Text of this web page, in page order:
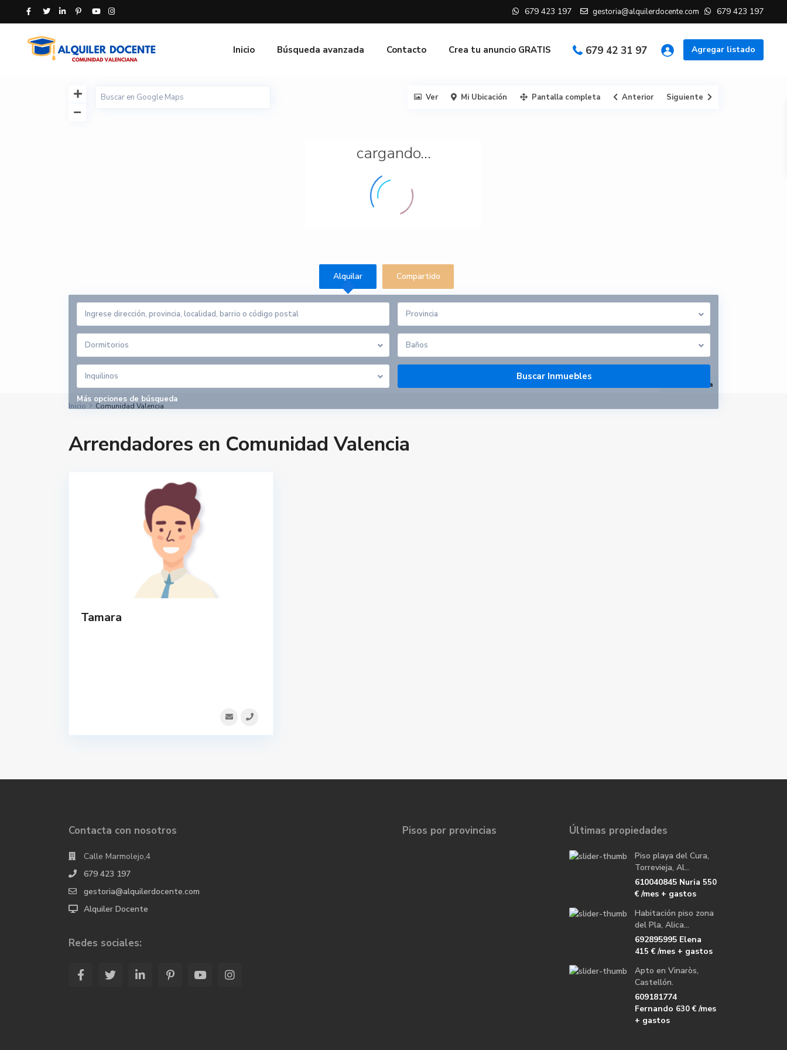
679 423 197 gestoria@alquilerdocente.com 679 423 197
Agregar listado
679 42 31 97
Inicio Búsqueda avanzada Contacto Crea tu anuncio GRATIS
cargando...
abrir mapa
Ver Mi Ubicación Pantalla completa Anterior Siguiente
Alquilar Compartido
Provincia
Dormitorios Baños
Inquilinos
Más opciones de búsqueda
Inicio Comunidad Valencia
Arrendadores en Comunidad Valencia
Tamara
Contacta con nosotros
Calle Marmolejo,4
679 423 197
gestoria@alquilerdocente.com
Alquiler Docente
Redes sociales:
Pisos por provincias Últimas propiedades
Piso playa del Cura,
Torrevieja, Al...
610040845 Nuria 550
€/mes + gastos
Habitación piso zona
del Pla, Alica...
692895995 Elena
415 €/mes + gastos
Apto en Vinaròs,
Castellón.
609181774
Fernando 630 €/mes
+ gastos